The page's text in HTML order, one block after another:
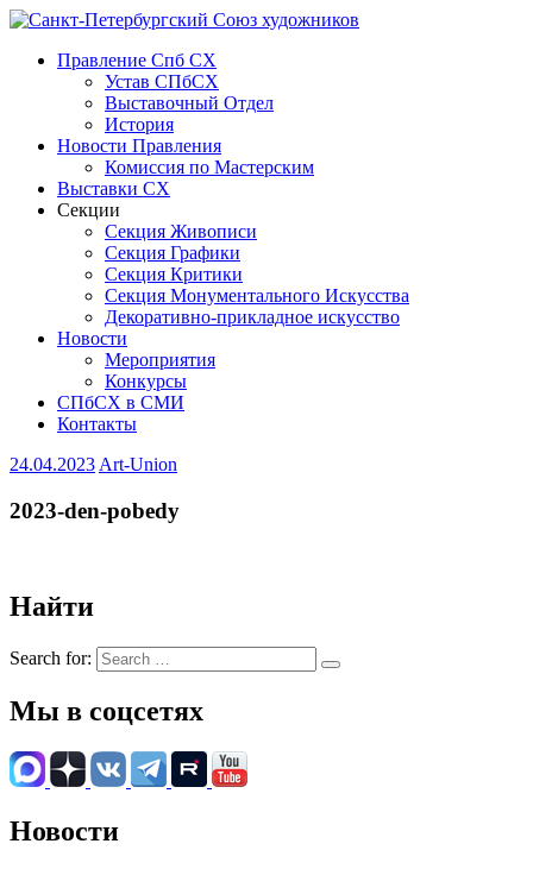
Правление Спб СХ
Устав СПбСХ
Выставочный Отдел
История
Новости Правления
Комиссия по Мастерским
Выставки СХ
Секции
Секция Живописи
Секция Графики
Секция Критики
Секция Монументального Искусства
Декоративно-прикладное искусство
Новости
Мероприятия
Конкурсы
СПбСХ в СМИ
Контакты
24.04.2023 Art-Union
2023-den-pobedy
Найти
Search for:
Мы в соцсетях
Новости